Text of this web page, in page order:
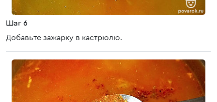
Шаг 6
Добавьте зажарку в кастрюлю.